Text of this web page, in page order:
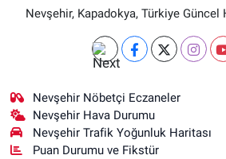
Nevşehir, Kapadokya, Türkiye
Nevşehir Nöbetçi Eczaneler
Nevşehir Hava Durumu
Nevşehir Trafik Yoğunluk Haritası
Puan Durumu ve Fikstür